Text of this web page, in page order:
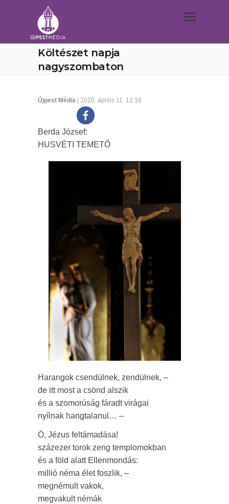
Költészet napja
nagyszombaton
Újpest Média | 2020. április 11. 12:16
Berda József:
HUSVÉTI TEMETŐ
Harangok csendülnek, zendülnek, –
de itt most a csönd alszik
és a szomorúság fáradt virágai
nyílnak hangtalanul… –
Ó, Jézus feltámadása!
százezer torok zeng templomokban
és a föld alatt Ellenmondás:
millió néma élet foszlik, –
megnémult vakok,
megvakult némák